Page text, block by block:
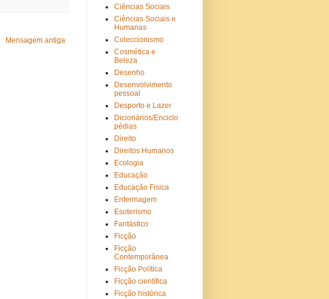
Mensagem antiga
Ciências Sociais
Ciências Sociais e
Humanas
Coleccionismo
Cosmética e
Beleza
Desenho
Desenvolvimento
pessoal
Desporto e Lazer
Dicionários/Enciclo
pédias
Direito
Direitos Humanos
Ecologia
Educação
Educação Fisica
Enfermagem
Esoterismo
Fantástico
Ficção
Ficção
Contemporânea
Ficção Política
Ficção científica
Ficção histórica